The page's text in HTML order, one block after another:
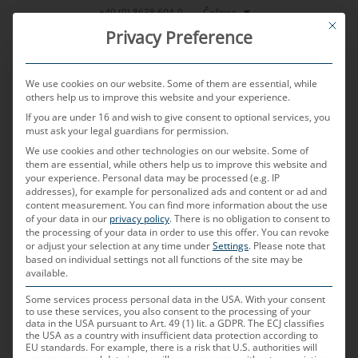
Přeskočit
+49 (0) 8638 604-0 Čeština
MENU
PUBLIKOVÁNO DNE29. 8. 2024 AUTOREMCHRISTOPH ZAUNER
Jak lze v palubní síti vozidla
přenášet data a energii co
nejefektivněji?
This
Privacy Preference
We use cookies on our website. Some of them are essential, while
others help us to improve this website and your experience.
If you are under 16 and wish to give consent to optional services, you
must ask your legal guardians for permission.
We use cookies and other technologies on our website. Some of
them are essential, while others help us to improve this website and
your experience. Personal data may be processed (e.g. IP
addresses), for example for personalized ads and content or ad and
content measurement.You can find more information about the use
of your data in our privacy policy.There is no obligation to consent to
the processing of your data in order to use this offer.You can revoke
or adjust your selection at any time underSettings. Please note that
based on individual settings not all functions of the site may be
available.
Some services process personal data in the USA. With your consent
to use these services, you also consent to the processing of your
data in the USA pursuant to Art. 49 (1) lit. a GDPR. The ECJ classifies
the USA as a country with insufficient data protection according to
EU standards. For example, there is a risk that U.S. authorities will